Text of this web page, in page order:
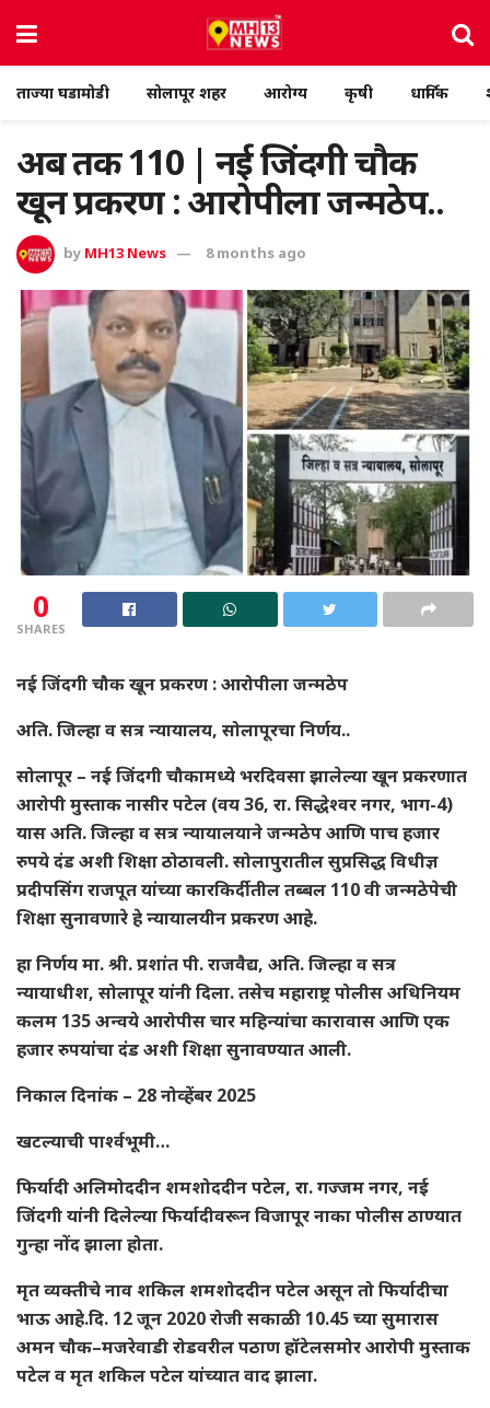
ताज्या घडामोडी सोलापूर शहर आरोग्य कृषी धार्मिक
अब तक 110 | नई जिंदगी चौक
खून प्रकरण : आरोपीला जन्मठेप..
by MH13 News 8 months ago
0
SHARES
नई जिंदगी चौक खून प्रकरण : आरोपीला जन्मठेप
अति. जिल्हा व सत्र न्यायालय, सोलापूरचा निर्णय..
सोलापूर – नई जिंदगी चौकामध्ये भरदिवसा झालेल्या खून प्रकरणात
आरोपी मुस्ताक नासीर पटेल (वय 36, रा. सिद्धेश्वर नगर, भाग-4)
यास अति. जिल्हा व सत्र न्यायालयाने जन्मठेप आणि पाच हजार
रुपये दंड अशी शिक्षा ठोठावली. सोलापुरातील सुप्रसिद्ध विधीज्ञ
प्रदीपसिंग राजपूत यांच्या कारकिर्दीतील तब्बल 110 वी जन्मठेपेची
शिक्षा सुनावणारे हे न्यायालयीन प्रकरण आहे.
हा निर्णय मा. श्री. प्रशांत पी. राजवैद्य, अति. जिल्हा व सत्र
न्यायाधीश, सोलापूर यांनी दिला. तसेच महाराष्ट्र पोलीस अधिनियम
कलम 135 अन्वये आरोपीस चार महिन्यांचा कारावास आणि एक
हजार रुपयांचा दंड अशी शिक्षा सुनावण्यात आली.
निकाल दिनांक – 28 नोव्हेंबर 2025
खटल्याची पार्श्वभूमी…
फिर्यादी अलिमोददीन शमशोददीन पटेल, रा. गज्जम नगर, नई
जिंदगी यांनी दिलेल्या फिर्यादीवरून विजापूर नाका पोलीस ठाण्यात
गुन्हा नोंद झाला होता.
मृत व्यक्तीचे नाव शकिल शमशोददीन पटेल असून तो फिर्यादीचा
भाऊ आहे.दि. 12 जून 2020 रोजी सकाळी 10.45 च्या सुमारास
अमन चौक–मजरेवाडी रोडवरील पठाण हॉटेलसमोर आरोपी मुस्ताक
पटेल व मृत शकिल पटेल यांच्यात वाद झाला.